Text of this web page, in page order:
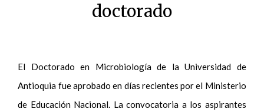
doctorado
El Doctorado en Microbiología de la Universidad de
Antioquia fue aprobado en días recientes por el Ministerio
de Educación Nacional. La convocatoria a los aspirantes